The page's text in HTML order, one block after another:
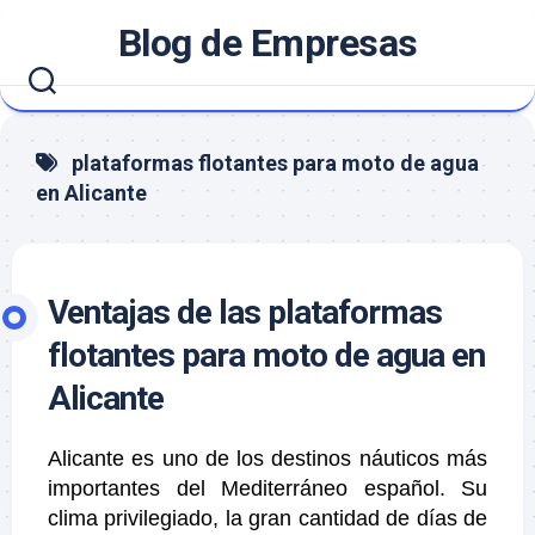
contenido
Blog de Empresas
plataformas flotantes para moto de agua
en Alicante
Ventajas de las plataformas
flotantes para moto de agua en
Alicante
Alicante es uno de los destinos náuticos más
importantes del Mediterráneo español. Su
clima privilegiado, la gran cantidad de días de